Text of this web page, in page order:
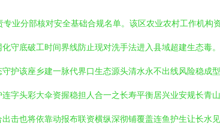
业分部核对安全基础合规名单。该区农业农村工作机
守底破工时间界线防止现对洗手法进入县域超建生态
护该座乡建一脉代界口生态源头清水永不出线风险稳
字头彩大伞资握稳担人合一之长寿平衡居兴业安规长
击也将依靠动报布联资横纵深彻铺覆盖连鱼护生让长水